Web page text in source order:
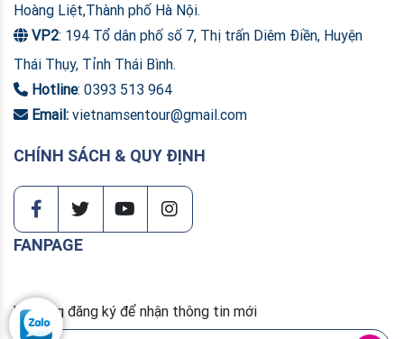
Hoàng Liệt,Thành phố Hà Nội.
VP2: 194 Tổ dân phố số 7, Thị trấn Diêm Điền, Huyện
Thái Thụy, Tỉnh Thái Bình.
Hotline: 0393 513 964
Email: vietnamsentour@gmail.com
CHÍNH SÁCH & QUY ĐỊNH
FANPAGE
Vui lòng đăng ký để nhận thông tin mới